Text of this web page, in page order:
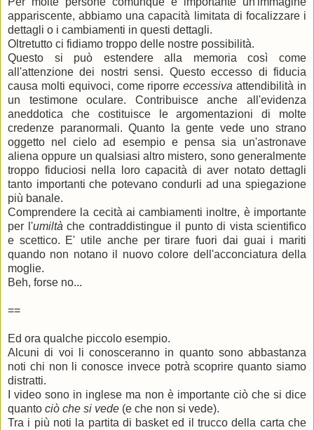
appariscente, abbiamo una capacità limitata di focalizzare i
dettagli o i cambiamenti in questi dettagli.
Oltretutto ci fidiamo troppo delle nostre possibilità.
Questo si può estendere alla memoria così come
all'attenzione dei nostri sensi. Questo eccesso di fiducia
causa molti equivoci, come riporreeccessiva attendibilità in
un testimone oculare. Contribuisce anche all'evidenza
aneddotica che costituisce le argomentazioni di molte
credenze paranormali. Quanto la gente vede uno strano
oggetto nel cielo ad esempio e pensa sia un'astronave
aliena oppure un qualsiasi altro mistero, sono generalmente
troppo fiduciosi nella loro capacità di aver notato dettagli
tanto importanti che potevano condurli ad una spiegazione
più banale.
Comprendere la cecità ai cambiamenti inoltre, è importante
per l'umiltà che contraddistingue il punto di vista scientifico
e scettico. E' utile anche per tirare fuori dai guai i mariti
quando non notano il nuovo colore dell'acconciatura della
moglie.
Beh, forse no...
==
Ed ora qualche piccolo esempio.
Alcuni di voi li conosceranno in quanto sono abbastanza
noti chi non li conosce invece potrà scoprire quanto siamo
distratti.
I video sono in inglese ma non è importante ciò che si dice
quanto ciò che si vede (e che non si vede).
Tra i più noti la partita di basket ed il trucco della carta che